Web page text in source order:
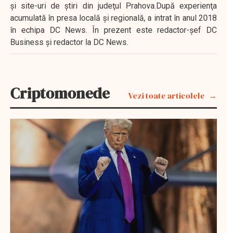
şi site-uri de ştiri din judeţul Prahova.După experienţa
acumulată în presa locală şi regională, a intrat în anul 2018
în echipa DC News. În prezent este redactor-şef DC
Business şi redactor la DC News.
Criptomonede Vezi toate articolele